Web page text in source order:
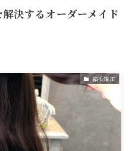
決するオーダーメイド
縮毛矯正